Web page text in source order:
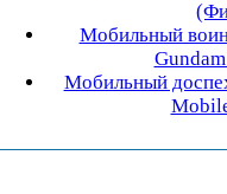
Мобильный
Мобильный